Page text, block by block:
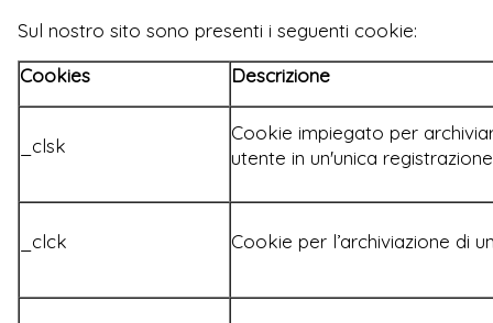
Sul nostro sito sono presenti i seguenti cookie:
Cookies
Descrizione
_clsk
Cookie impiegato per
utente in un'unica
_clck Cookie per l’archiviazione di